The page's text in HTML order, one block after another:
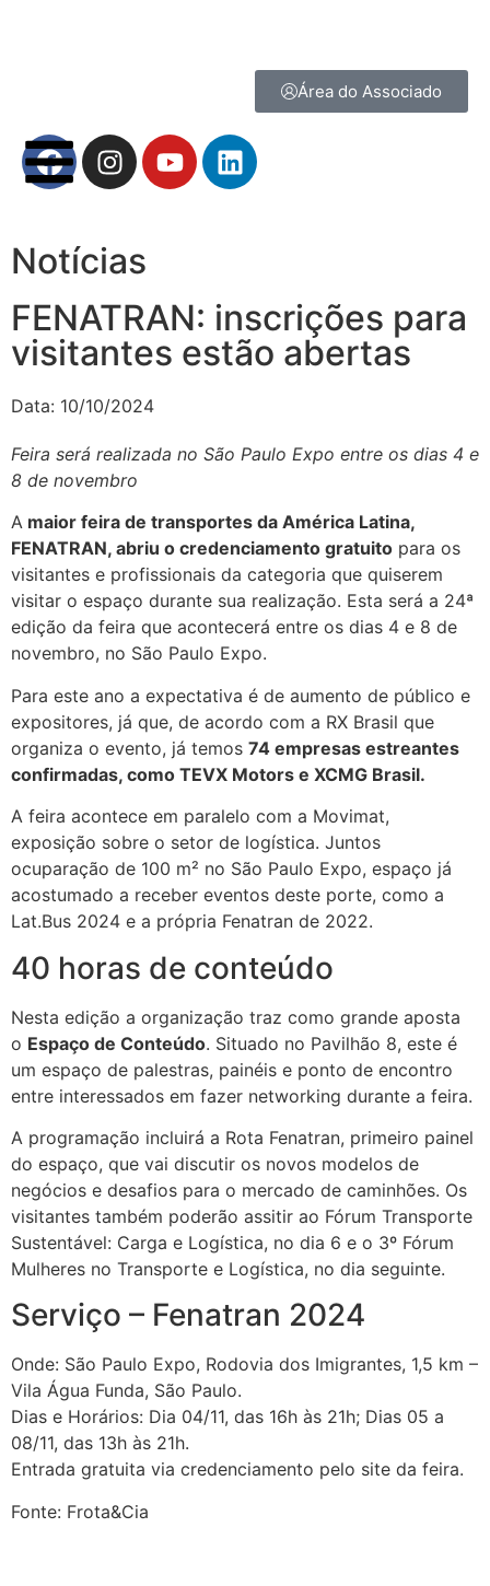
Área do Associado
Notícias
FENATRAN: inscrições para
visitantes estão abertas
Data: 10/10/2024
Feira será realizada no São Paulo Expo entre os dias 4 e
8 de novembro
A maior feira de transportes da América Latina,
FENATRAN, abriu o credenciamento gratuito para os
visitantes e profissionais da categoria que quiserem
visitar o espaço durante sua realização. Esta será a 24ª
edição da feira que acontecerá entre os dias 4 e 8 de
novembro, no São Paulo Expo.
Para este ano a expectativa é de aumento de público e
expositores, já que, de acordo com a RX Brasil que
organiza o evento, já temos 74 empresas estreantes
confirmadas, como TEVX Motors e XCMG Brasil.
A feira acontece em paralelo com a Movimat,
exposição sobre o setor de logística. Juntos
ocuparação de 100 m² no São Paulo Expo, espaço já
acostumado a receber eventos deste porte, como a
Lat.Bus 2024 e a própria Fenatran de 2022.
40 horas de conteúdo
Nesta edição a organização traz como grande aposta
o Espaço de Conteúdo. Situado no Pavilhão 8, este é
um espaço de palestras, painéis e ponto de encontro
entre interessados em fazer networking durante a feira.
A programação incluirá a Rota Fenatran, primeiro painel
do espaço, que vai discutir os novos modelos de
negócios e desafios para o mercado de caminhões. Os
visitantes também poderão assitir ao Fórum Transporte
Sustentável: Carga e Logística, no dia 6 e o 3º Fórum
Mulheres no Transporte e Logística, no dia seguinte.
Serviço – Fenatran 2024
Onde: São Paulo Expo, Rodovia dos Imigrantes, 1,5 km –
Vila Água Funda, São Paulo.
Dias e Horários: Dia 04/11, das 16h às 21h; Dias 05 a
08/11, das 13h às 21h.
Entrada gratuita via credenciamento pelo site da feira.
Fonte: Frota&Cia